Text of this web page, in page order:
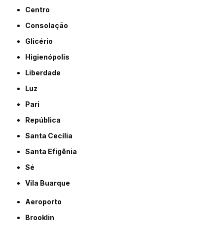
Centro
Consolação
Glicério
Higienópolis
Liberdade
Luz
Pari
República
Santa Cecília
Santa Efigênia
Sé
Vila Buarque
Aeroporto
Brooklin